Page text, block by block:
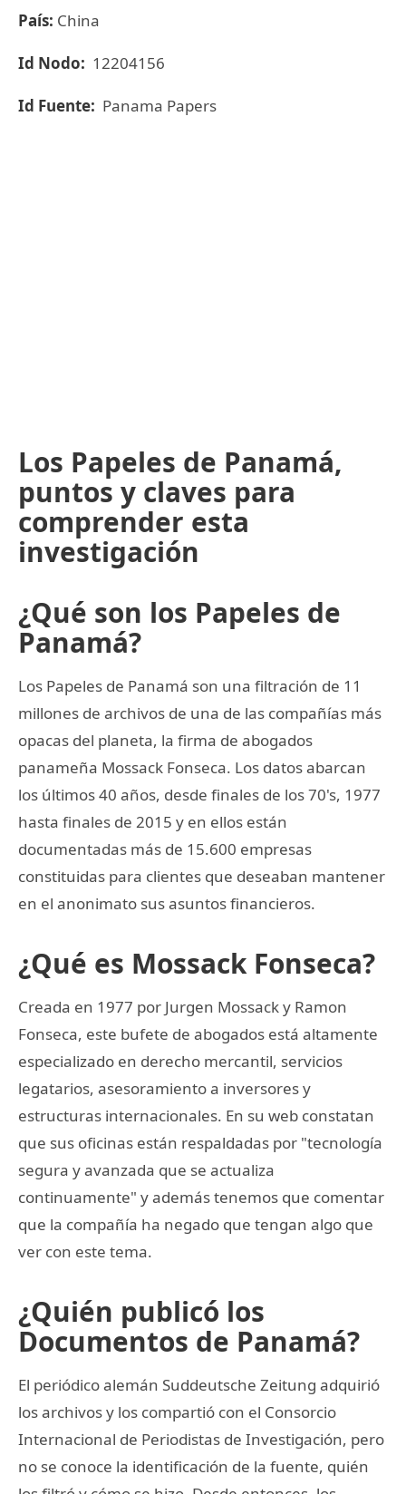
País: China
Id Nodo: 12204156
Id Fuente: Panama Papers
Los Papeles de Panamá,
puntos y claves para
comprender esta
investigación
¿Qué son los Papeles de
Panamá?
Los Papeles de Panamá son una filtración de 11
millones de archivos de una de las compañías más
opacas del planeta, la firma de abogados
panameña Mossack Fonseca. Los datos abarcan
los últimos 40 años, desde finales de los 70's, 1977
hasta finales de 2015 y en ellos están
documentadas más de 15.600 empresas
constituidas para clientes que deseaban mantener
en el anonimato sus asuntos financieros.
¿Qué es Mossack Fonseca?
Creada en 1977 por Jurgen Mossack y Ramon
Fonseca, este bufete de abogados está altamente
especializado en derecho mercantil, servicios
legatarios, asesoramiento a inversores y
estructuras internacionales. En su web constatan
que sus oficinas están respaldadas por "tecnología
segura y avanzada que se actualiza
continuamente" y además tenemos que comentar
que la compañía ha negado que tengan algo que
ver con este tema.
¿Quién publicó los
Documentos de Panamá?
El periódico alemán Suddeutsche Zeitung adquirió
los archivos y los compartió con el Consorcio
Internacional de Periodistas de Investigación, pero
no se conoce la identificación de la fuente, quién